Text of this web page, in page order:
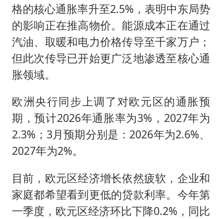
格的核心通胀率升至2.5%，表明中东局势
的影响正在推高物价。能源成本正在通过
汽油、取暖和电力价格传导至千家万户；
但此次传导已开始更广泛地渗透至核心通
胀领域。
欧洲央行同步上调了对欧元区的通胀预
期，预计2026年通胀率为3%，2027年为
2.3%；3月预期分别是：2026年为2.6%、
2027年为2%。
目前，欧元区经济增长依然疲软，企业和
家庭都希望看到更低的贷款利率。今年第
一季度，欧元区经济环比下降0.2%，同比